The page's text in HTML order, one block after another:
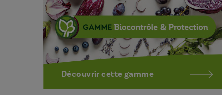
Découvrir cette gamme